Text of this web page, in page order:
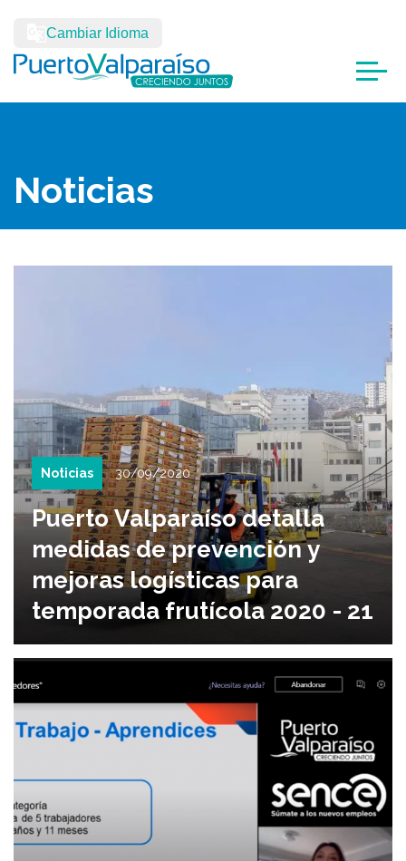
Cambiar Idioma
Noticias
Noticias 30/09/2020
Puerto Valparaíso detalla
medidas de prevención y
mejoras logísticas para
temporada frutícola 2020 - 21